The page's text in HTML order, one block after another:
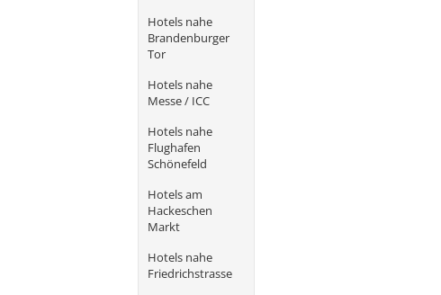
Hotels nahe
Brandenburger
Tor
Hotels nahe
Messe / ICC
Hotels nahe
Flughafen
Schönefeld
Hotels am
Hackeschen
Markt
Hotels nahe
Friedrichstrasse